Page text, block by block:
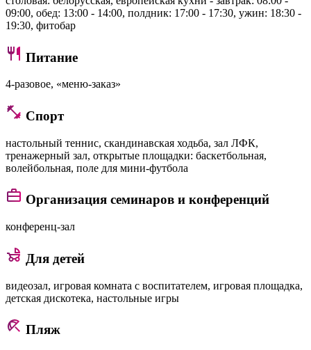
09:00, обед: 13:00 - 14:00, полдник: 17:00 - 17:30, ужин: 18:30 -
19:30, фитобар
Питание
4-разовое, «меню-заказ»
Спорт
настольный теннис, скандинавская ходьба, зал ЛФК,
тренажерный зал, открытые площадки: баскетбольная,
волейбольная, поле для мини-футбола
Организация семинаров и конференций
конференц-зал
Для детей
видеозал, игровая комната с воспитателем, игровая площадка,
детская дискотека, настольные игры
Пляж